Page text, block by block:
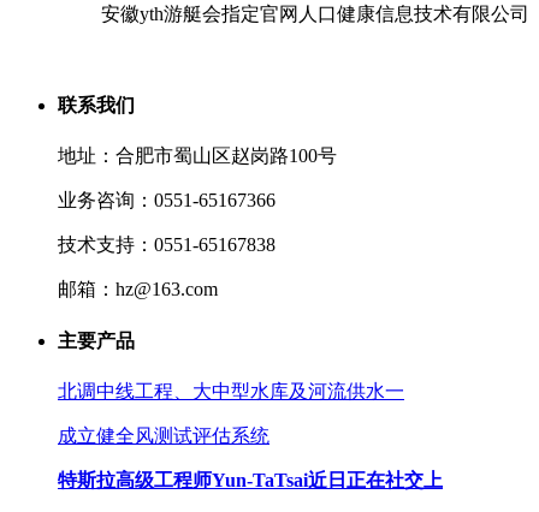
安徽yth游艇会指定官网人口健康信息技术有限公司
联系我们
地址：合肥市蜀山区赵岗路100号
业务咨询：0551-65167366
技术支持：0551-65167838
邮箱：hz@163.com
主要产品
北调中线工程、大中型水库及河流供水一
成立健全风测试评估系统
特斯拉高级工程师Yun-TaTsai近日正在社交上